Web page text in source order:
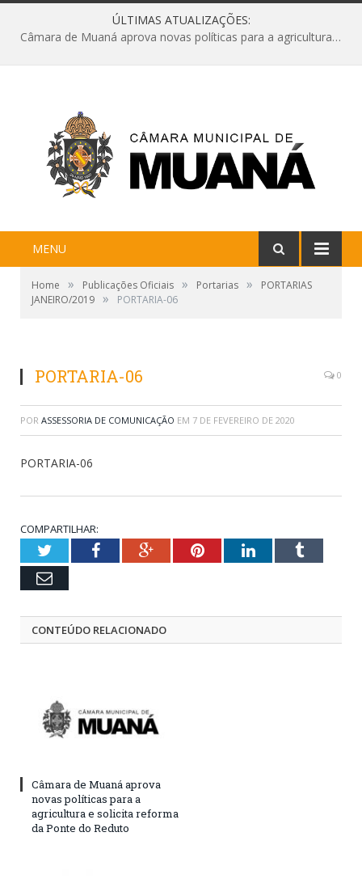
ÚLTIMAS ATUALIZAÇÕES:
Câmara de Muaná aprova novas políticas para a agricultura e solicita reforma da Ponte do Reduto
MENU
Home » Publicações Oficiais » Portarias »
PORTARIAS
JANEIRO/2019 » PORTARIA-06
PORTARIA-06 0
POR ASSESSORIA DE COMUNICAÇÃO EM 7 DE FEVEREIRO DE 2020
PORTARIA-06
COMPARTILHAR:
TwitterFacebookGoogle+PinterestLinkedInTumblr
Email
CONTEÚDO RELACIONADO
Câmara de Muaná aprova
novas políticas para a
agricultura e solicita reforma
da Ponte do Reduto